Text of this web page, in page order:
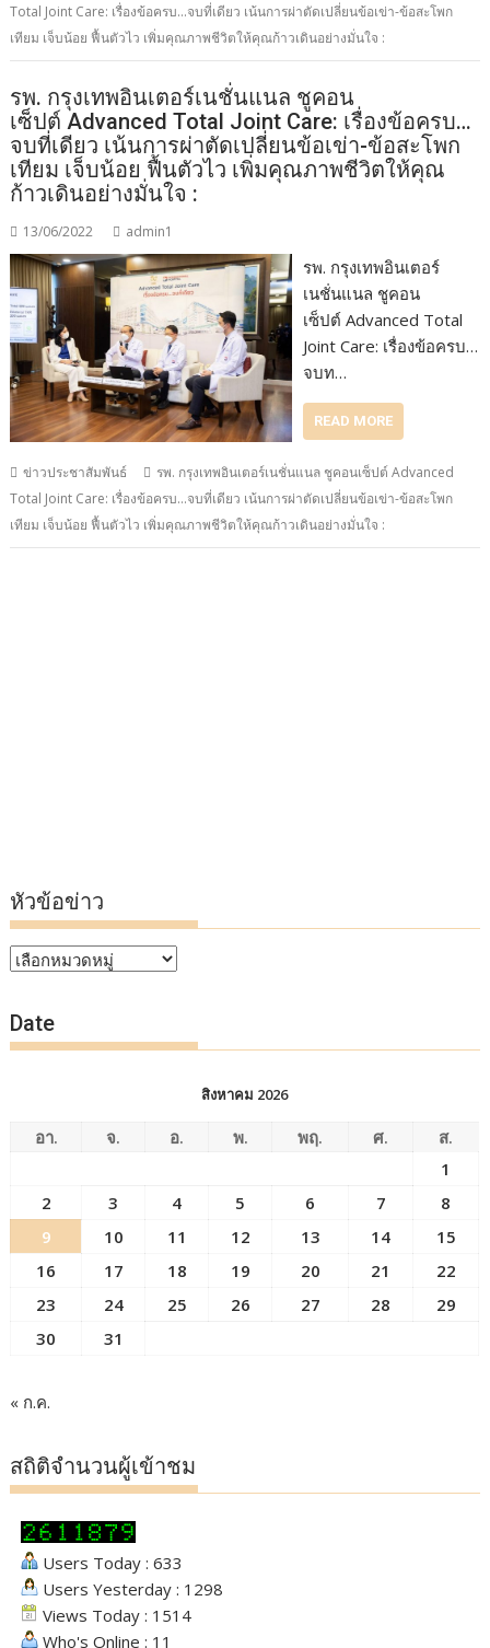
Total Joint Care: เรื่องข้อครบ...จบที่เดียว เน้นการผ่าตัดเปลี่ยนข้อเข่า-ข้อสะโพก
เทียม เจ็บน้อย ฟื้นตัวไว เพิ่มคุณภาพชีวิตให้คุณก้าวเดินอย่างมั่นใจ :
รพ. กรุงเทพอินเตอร์เนชั่นแนล ชูคอน
เซ็ปต์ Advanced Total Joint Care: เรื่องข้อครบ…
จบที่เดียว เน้นการผ่าตัดเปลี่ยนข้อเข่า-ข้อสะโพก
เทียม เจ็บน้อย ฟื้นตัวไว เพิ่มคุณภาพชีวิตให้คุณ
ก้าวเดินอย่างมั่นใจ :
13/06/2022 admin1
รพ. กรุงเทพอินเตอร์
เนชั่นแนล ชูคอน
เซ็ปต์ Advanced Total
Joint Care: เรื่องข้อครบ…
จบท…
READ MORE
ข่าวประชาสัมพันธ์
รพ. กรุงเทพอินเตอร์เนชั่นแนล ชูคอนเซ็ปต์ Advanced
Total Joint Care: เรื่องข้อครบ...จบที่เดียว เน้นการผ่าตัดเปลี่ยนข้อเข่า-ข้อสะโพก
เทียม เจ็บน้อย ฟื้นตัวไว เพิ่มคุณภาพชีวิตให้คุณก้าวเดินอย่างมั่นใจ :
หัวข้อข่าว
หัวข้อ
Date
สิงหาคม 2026
อา. จ. อ. พ. พฤ. ศ.
ส.
1
2
3 4 5 6 7
8
9
10 11 12 13 14
15
16
17 18 19 20 21
22
23
24 25 26 27 28
29
30
31
« ก.ค.
สถิติจำนวนผู้เข้าชม
Users Today : 633
Users Yesterday : 1298
Views Today : 1514
Who's Online : 11